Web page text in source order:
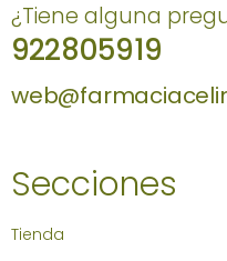
¿Tiene alguna
922805919
Secciones
Tienda